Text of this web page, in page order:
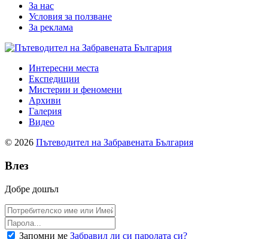
За нас
Условия за ползване
За реклама
Интересни места
Експедиции
Мистерии и феномени
Архиви
Галерия
Видео
© 2026 Пътеводител на Забравената България
Влез
Добре дошъл
Запомни ме Забравил ли си паролата си?